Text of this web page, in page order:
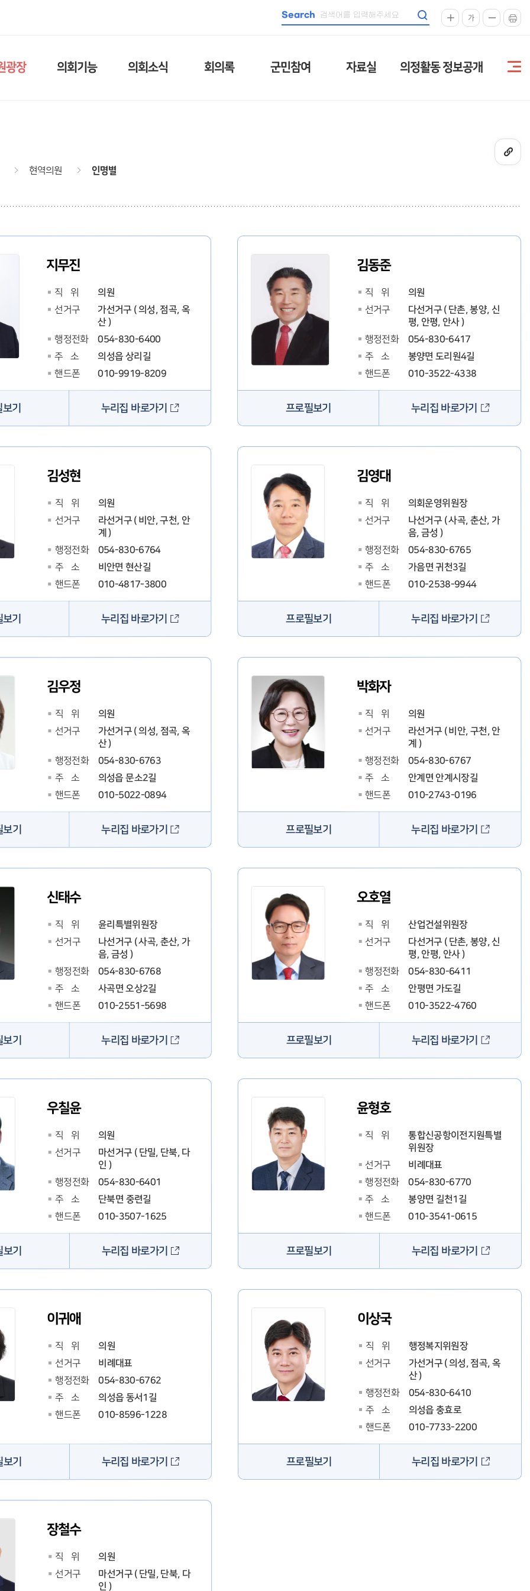
Search 가
광장 의회기능 의회소식 회의록 군민참여 자료실 의정활동 정보공개
현역의원 인명별
지무진
직 위 의원
선거구 가선거구 ( 의성, 점곡, 옥
산 )
행정전화 054-830-6400
주 소 의성읍 상리길
핸드폰 010-9919-8209
기 누리집 바로가기
김동준
직 위 의원
선거구 다선거구 ( 단촌, 봉양, 신
평, 안평, 안사 )
행정전화 054-830-6417
주 소 봉양면 도리원4길
핸드폰 010-3522-4338
프로필보기 누리집 바로가기
김성현
직 위 의원
선거구 라선거구 ( 비안, 구천, 안
계 )
행정전화 054-830-6764
주 소 비안면 현산길
핸드폰 010-4817-3800
기 누리집 바로가기
김영대
직 위 의회운영위원장
선거구 나선거구 ( 사곡, 춘산, 가
음, 금성 )
행정전화 054-830-6765
주 소 가음면 귀천3길
핸드폰 010-2538-9944
프로필보기 누리집 바로가기
김우정
직 위 의원
선거구 가선거구 ( 의성, 점곡, 옥
산 )
행정전화 054-830-6763
주 소 의성읍 문소2길
핸드폰 010-5022-0894
기 누리집 바로가기
박화자
직 위 의원
선거구 라선거구 ( 비안, 구천, 안
계 )
행정전화 054-830-6767
주 소 안계면 안계시장길
핸드폰 010-2743-0196
프로필보기 누리집 바로가기
신태수
직 위 윤리특별위원장
선거구 나선거구 ( 사곡, 춘산, 가
음, 금성 )
행정전화 054-830-6768
주 소 사곡면 오상2길
핸드폰 010-2551-5698
기 누리집 바로가기
오호열
직 위 산업건설위원장
선거구 다선거구 ( 단촌, 봉양, 신
평, 안평, 안사 )
행정전화 054-830-6411
주 소 안평면 가도길
핸드폰 010-3522-4760
프로필보기 누리집 바로가기
우칠윤
직 위 의원
선거구 마선거구 ( 단밀, 단북, 다
인 )
행정전화 054-830-6401
주 소 단북면 중련길
핸드폰 010-3507-1625
기 누리집 바로가기
윤형호
직 위 통합신공항이전지원특별
위원장
선거구
비례대표
행정전화
054-830-6770
주 소 봉양면 길천1길
핸드폰 010-3541-0615
프로필보기 누리집 바로가기
이귀애
직 위 의원
선거구 비례대표
행정전화 054-830-6762
주 소 의성읍 동서1길
핸드폰 010-8596-1228
기 누리집 바로가기
이상국
직 위 행정복지위원장
선거구 가선거구 ( 의성, 점곡, 옥
산 )
행정전화 054-830-6410
주 소 의성읍 충효로
핸드폰 010-7733-2200
프로필보기 누리집 바로가기
장철수
직 위 의원
선거구 마선거구 ( 단밀, 단북, 다
인 )